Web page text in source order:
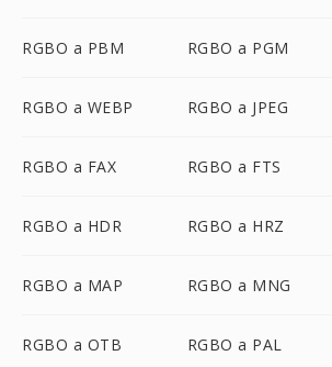
RGBO a PBM RGBO a PGM
RGBO a WEBP RGBO a JPEG
RGBO a FAX RGBO a FTS
RGBO a HDR RGBO a HRZ
RGBO a MAP RGBO a MNG
RGBO a OTB RGBO a PAL